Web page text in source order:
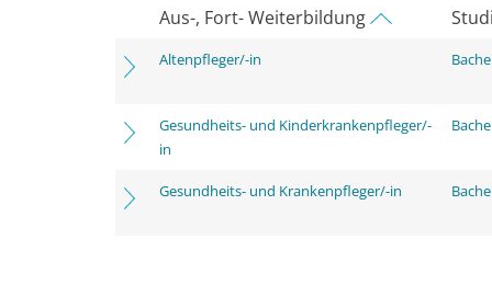
Aus-, Fort- Weiterbildung
Altenpfleger/-in
Gesundheits- und Kinderkrankenpfleger/-
in
Gesundheits- und Krankenpfleger/-in